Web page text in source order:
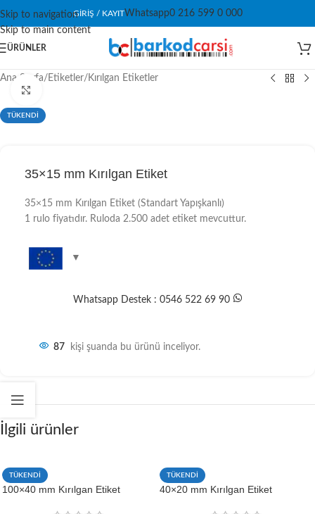
Skip to navigation
Skip to main content
GIRIŞ / KAYITWhatsapp0 216 599 0 000
ÜRÜNLER
Ana Sayfa/ Etiketler/ Kırılgan Etiketler
TÜKENDİ
35×15 mm Kırılgan Etiket
35×15 mm Kırılgan Etiket (Standart Yapışkanlı)
1 rulo fiyatıdır. Ruloda 2.500 adet etiket mevcuttur.
Whatsapp Destek : 0546 522 69 90
87 kişi şuanda bu ürünü inceliyor.
İlgili ürünler
TÜKENDİ
100×40 mm Kırılgan Etiket
TÜKENDİ
40×20 mm Kırılgan Etiket